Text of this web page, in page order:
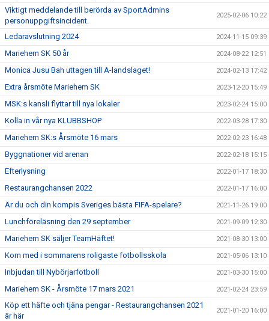
Viktigt meddelande till berörda av SportAdmins
personuppgiftsincident.
2025-02-06 10:22
Ledaravslutning 2024 2024-11-15 09:39
Mariehem SK 50 år 2024-08-22 12:51
Monica Jusu Bah uttagen till A-landslaget! 2024-02-13 17:42
Extra årsmöte Mariehem SK 2023-12-20 15:49
MSK:s kansli flyttar till nya lokaler 2023-02-24 15:00
Kolla in vår nya KLUBBSHOP 2022-03-28 17:30
Mariehem SK:s Årsmöte 16 mars 2022-02-23 16:48
Byggnationer vid arenan 2022-02-18 15:15
Efterlysning 2022-01-17 18:30
Restaurangchansen 2022 2022-01-17 16:00
Är du och din kompis Sveriges bästa FIFA-spelare? 2021-11-26 19:00
Lunchföreläsning den 29 september 2021-09-09 12:30
Mariehem SK säljer TeamHäftet! 2021-08-30 13:00
Kom med i sommarens roligaste fotbollsskola 2021-05-06 13:10
Inbjudan till Nybörjarfotboll 2021-03-30 15:00
Mariehem SK - Årsmöte 17 mars 2021 2021-02-24 23:59
Köp ett häfte och tjäna pengar - Restaurangchansen 2021
är här
2021-01-20 16:00